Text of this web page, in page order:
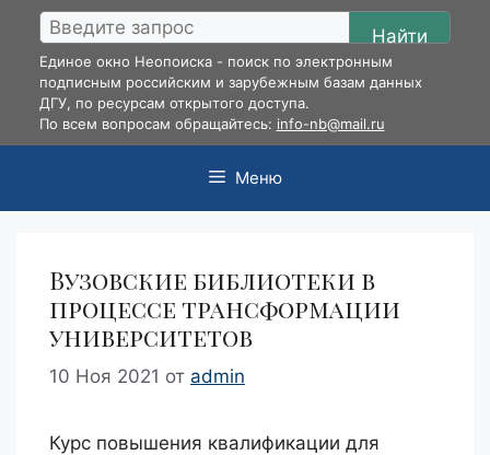
Перейти
содержимому
Найти
Единое окно Неопоиска - поиск по электронным
подписным российским и зарубежным базам данных
ДГУ, по ресурсам открытого доступа.
По всем вопросам обращайтесь: info-nb@mail.ru
Меню
Вузовские библиотеки в
процессе трансформации
университетов
10 Ноя 2021 от admin
Курс повышения квалификации для